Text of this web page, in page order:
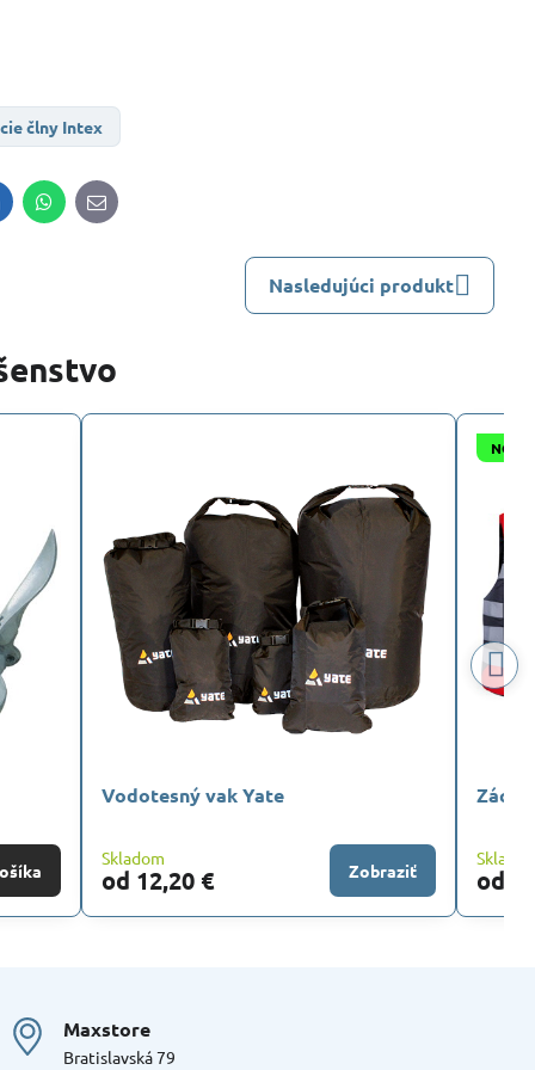
člny Intex
WhatsApp
E-
mail
Nasledujúci produkt
Vodotesný vak Yate
Skladom
od 12,20 € Zobraziť od
Maxstore
Bratislavská 79